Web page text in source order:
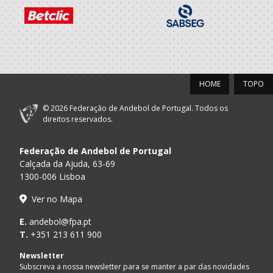
2020/21
A.A. Braga
Associação
Cultural de
Vermoim
SUB-13 M / SUB-15 M
Associação
2018/19
A.A. Braga
Cultural de
Associação
TOPO
HOME
© 2026 Federação de Andebol de Portugal. Todos os
direitos reservados.
Federação de Andebol de Portugal
Calçada da Ajuda, 63-69
1300-006 Lisboa
Ver no Mapa
E. andebol@fpa.pt
T. +351 213 611 900
Newsletter
Subscreva a nossa newsletter para se manter a par das novidades